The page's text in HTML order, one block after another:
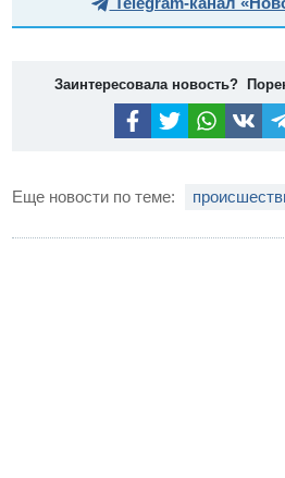
Заинтересовала новость?
Еще новости по теме: